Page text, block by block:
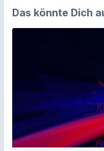
Das könnte Dich